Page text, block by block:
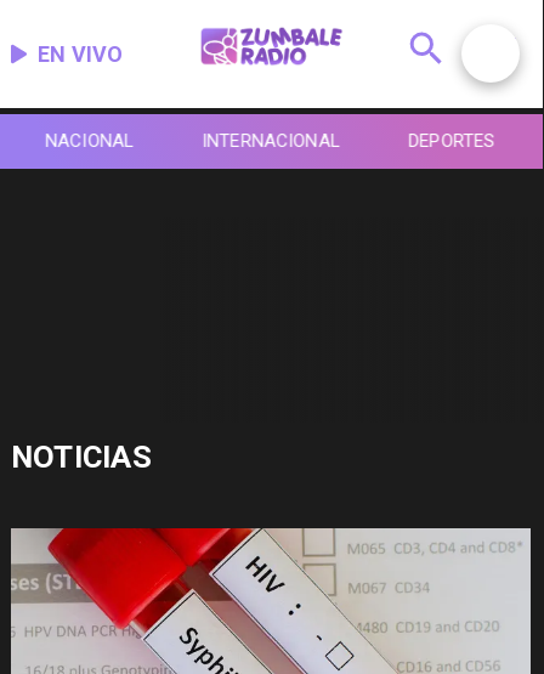
EN VIVO
NACIONAL INTERNACIONAL DEPORTES
NOTICIAS